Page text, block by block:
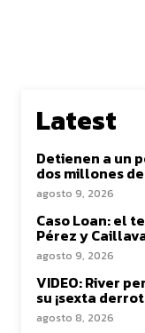
Latest
Detienen a un
dos millones
agosto 9, 2026
Caso Loan: el
Pérez y
agosto 9, 2026
VIDEO: River
su ¡sexta
agosto 8, 2026